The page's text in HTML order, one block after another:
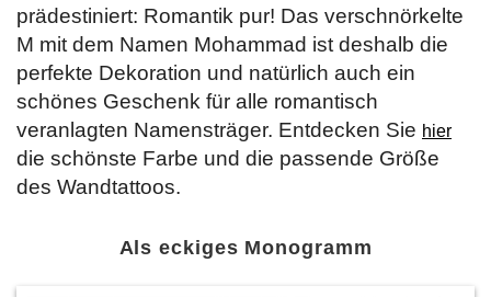
prädestiniert: Romantik pur! Das verschnörkelte
M mit dem Namen Mohammad ist deshalb die
perfekte Dekoration und natürlich auch ein
schönes Geschenk für alle romantisch
veranlagten Namensträger. Entdecken Sie hier
die schönste Farbe und die passende Größe
des Wandtattoos.
Als eckiges Monogramm